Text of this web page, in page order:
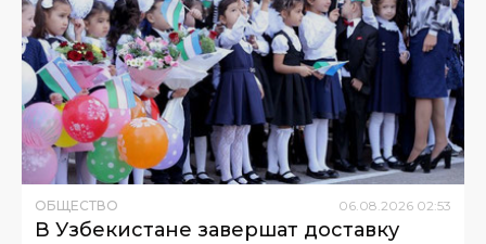
ОБЩЕСТВО 06.08.2026 02:53
В Узбекистане завершат доставку